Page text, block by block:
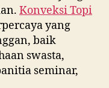
Konveksi Topi
yang
baik
swasta,
seminar,